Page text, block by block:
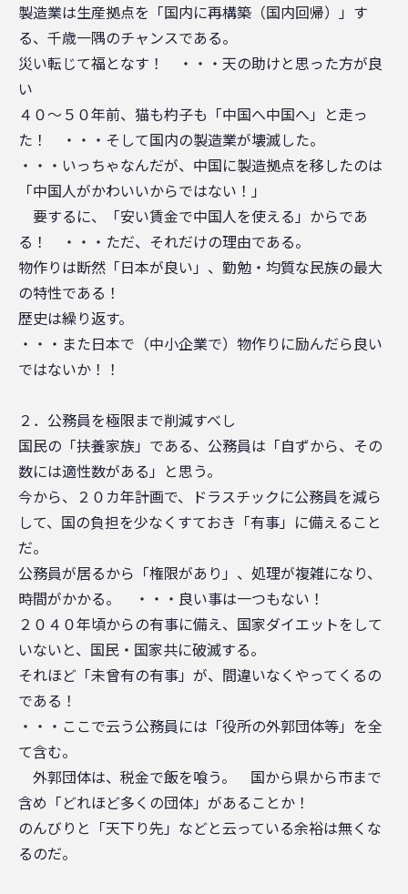
製造業は生産拠点を「国内に再構築（国内回帰）」す
る、千歳一隅のチャンスである。
災い転じて福となす！ ・・・天の助けと思った方が良
い
４０～５０年前、猫も杓子も「中国へ中国へ」と走っ
た！ ・・・そして国内の製造業が壊滅した。
・・・いっちゃなんだが、中国に製造拠点を移したのは
「中国人がかわいいからではない！」
要するに、「安い賃金で中国人を使える」からであ
る！ ・・・ただ、それだけの理由である。
物作りは断然「日本が良い」、勤勉・均質な民族の最大
の特性である！
歴史は繰り返す。
・・・また日本で（中小企業で）物作りに励んだら良い
ではないか！！
２．公務員を極限まで削減すべし
国民の「扶養家族」である、公務員は「自ずから、その
数には適性数がある」と思う。
今から、２０カ年計画で、ドラスチックに公務員を減ら
して、国の負担を少なくすておき「有事」に備えること
だ。
公務員が居るから「権限があり」、処理が複雑になり、
時間がかかる。 ・・・良い事は一つもない！
２０４０年頃からの有事に備え、国家ダイエットをして
いないと、国民・国家共に破滅する。
それほど「未曾有の有事」が、間違いなくやってくるの
である！
・・・ここで云う公務員には「役所の外郭団体等」を全
て含む。
外郭団体は、税金で飯を喰う。 国から県から市まで
含め「どれほど多くの団体」があることか！
のんびりと「天下り先」などと云っている余裕は無くな
るのだ。